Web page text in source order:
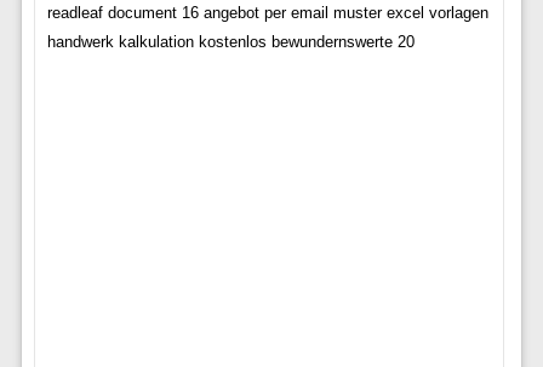
readleaf document 16 angebot per email muster excel vorlagen
handwerk kalkulation kostenlos bewundernswerte 20